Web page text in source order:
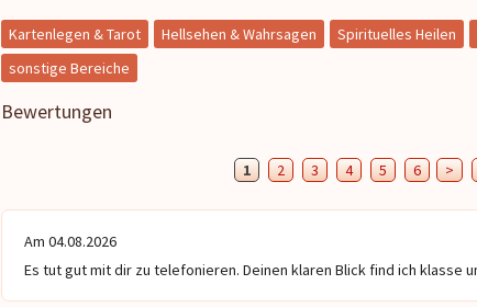
Kartenlegen & Tarot Hellsehen & Wahrsagen Spirituelles Heilen
sonstige Bereiche
Bewertungen
1 2 3 4 5 6 >
Am 04.08.2026
Es tut gut mit dir zu telefonieren. Deinen klaren Blick find ich klasse